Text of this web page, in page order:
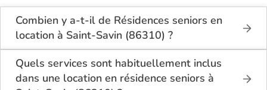
Combien y a-t-il de Résidences seniors en
location à Saint-Savin (86310) ?
Sur le site Logement-seniors.com, on recense
actuellement 1 Résidences seniors en location à
Saint-Savin (86310).
Quels services sont habituellement inclus
dans une location en résidence seniors à